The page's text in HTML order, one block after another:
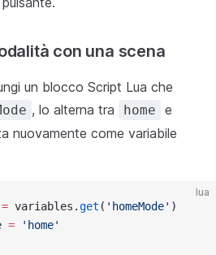
con una scena
un blocco Script Lua che
, lo alterna tra home e
nuovamente come variabile
lua
= variables.get ( 'homeMode' )
=
'home'